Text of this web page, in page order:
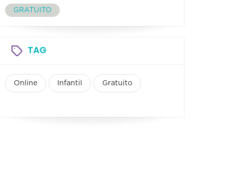
GRATUITO
TAG
Online Infantil Gratuito